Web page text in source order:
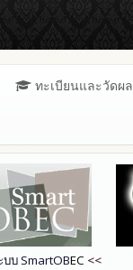
ทะเบียนและวัดผล
บบSmartOBEC <<